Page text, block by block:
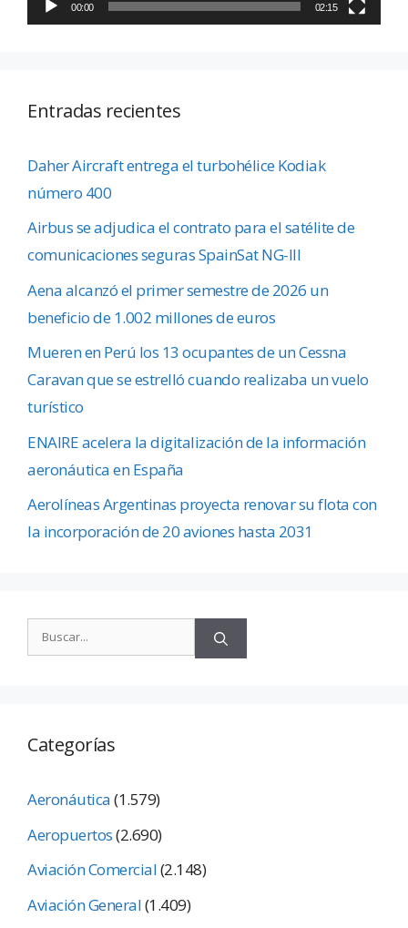
00:00 02:15
Entradas recientes
Daher Aircraft entrega el turbohélice Kodiak
número 400
Airbus se adjudica el contrato para el satélite de
comunicaciones seguras SpainSat NG-III
Aena alcanzó el primer semestre de 2026 un
beneficio de 1.002 millones de euros
Mueren en Perú los 13 ocupantes de un Cessna
Caravan que se estrelló cuando realizaba un vuelo
turístico
ENAIRE acelera la digitalización de la información
aeronáutica en España
Aerolíneas Argentinas proyecta renovar su flota con
la incorporación de 20 aviones hasta 2031
Categorías
Aeronáutica(1.579)
Aeropuertos(2.690)
Aviación Comercial(2.148)
Aviación General(1.409)